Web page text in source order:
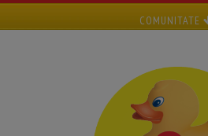
COMUNITATE